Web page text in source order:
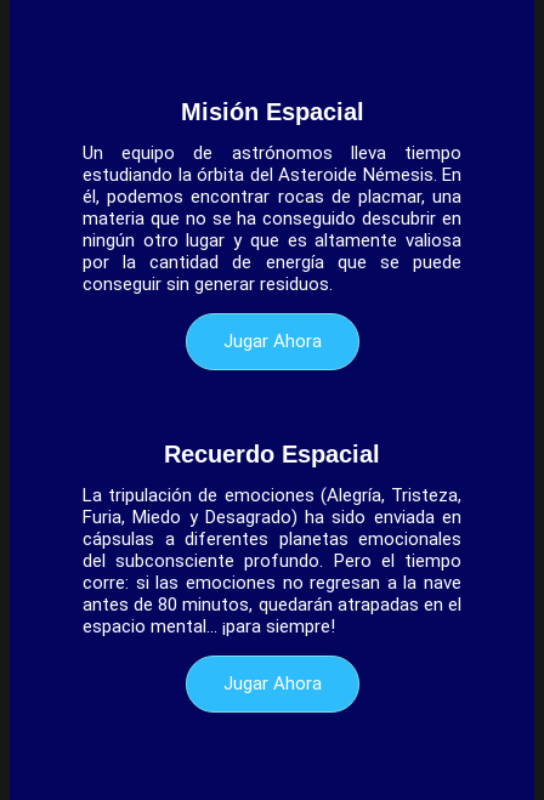
Misión Espacial
Un equipo de astrónomos lleva tiempo
estudiando la órbita del Asteroide Némesis. En
él, podemos encontrar rocas de placmar, una
materia que no se ha conseguido descubrir en
ningún otro lugar y que es altamente valiosa
por la cantidad de energía que se puede
conseguir sin generar residuos.
Jugar Ahora
Recuerdo Espacial
La tripulación de emociones (Alegría, Tristeza,
Furia, Miedo y Desagrado) ha sido enviada en
cápsulas a diferentes planetas emocionales
del subconsciente profundo. Pero el tiempo
corre: si las emociones no regresan a la nave
antes de 80 minutos, quedarán atrapadas en el
espacio mental… ¡para siempre!
Jugar Ahora